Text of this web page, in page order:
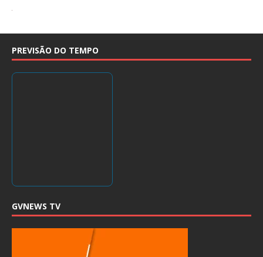
PREVISÃO DO TEMPO
GVNEWS TV